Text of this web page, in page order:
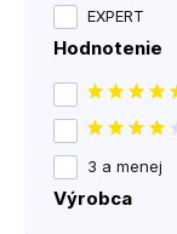
EXPERT
Hodnotenie
3 a menej
Výrobca